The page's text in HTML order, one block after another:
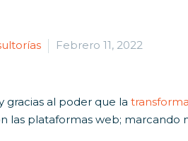
Febrero 11, 2022
gracias al poder que la
las plataformas web; marcando